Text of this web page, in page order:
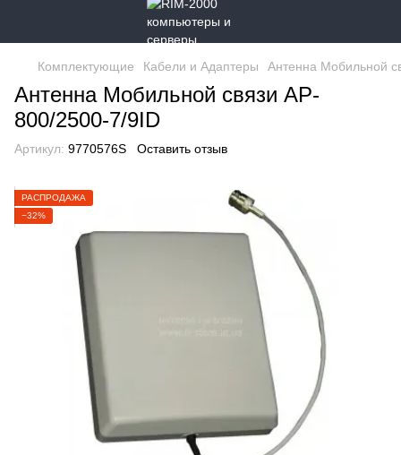
Комплектующие Кабели и Адаптеры Антенна Мобильной
Антенна Мобильной связи AP-
800/2500-7/9ID
Артикул: 9770576S Оставить отзыв
РАСПРОДАЖА
−32%